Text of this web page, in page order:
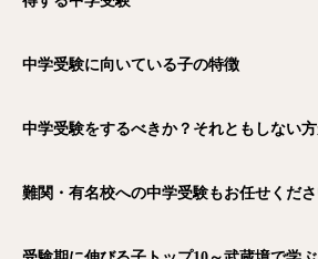
中学受験に向いている子の特徴
中学受験をするべきか？それともしない
難関・有名校への中学受験もお任せくだ